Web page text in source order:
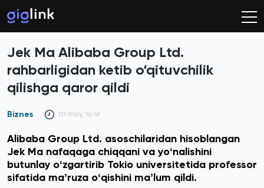
Jek Ma Alibaba Group Ltd.
rahbarligidan ketib o‘qituvchilik
qilishga qaror qildi
Biznes 01 may, 16:41
Alibaba Group Ltd. asoschilaridan hisoblangan
Jek Ma nafaqaga chiqqani va yoʻnalishini
butunlay oʻzgartirib Tokio universitetida professor
sifatida maʼruza oʻqishini maʼlum qildi.